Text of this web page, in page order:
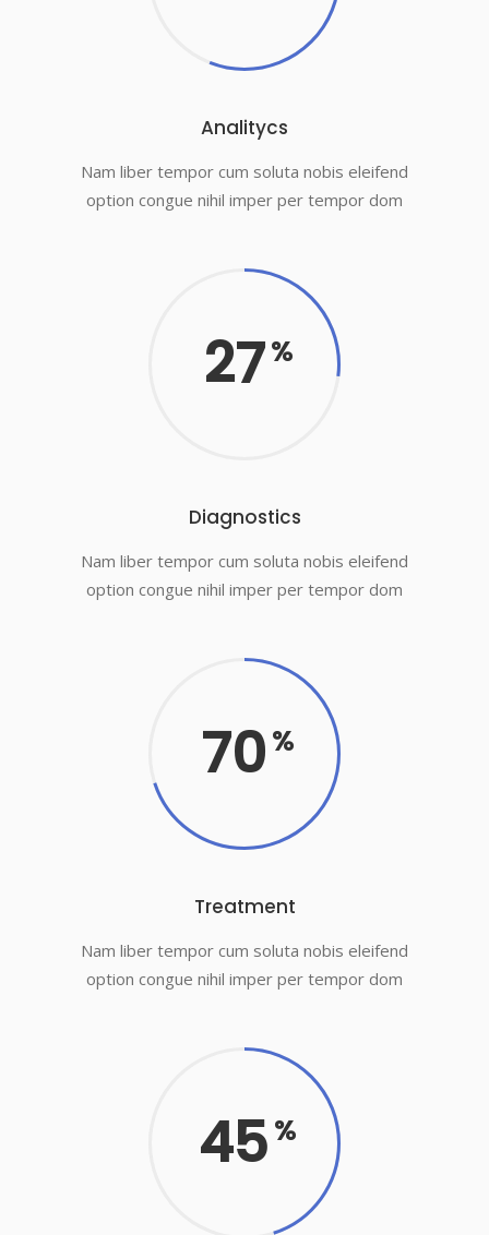
Analitycs
Nam liber tempor cum soluta nobis eleifend
option congue nihil imper per tempor dom
27
Diagnostics
Nam liber tempor cum soluta nobis eleifend
option congue nihil imper per tempor dom
70
Treatment
Nam liber tempor cum soluta nobis eleifend
option congue nihil imper per tempor dom
45